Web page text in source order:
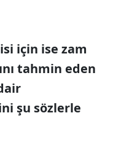
için ise zam
tahmin eden
şu sözlerle